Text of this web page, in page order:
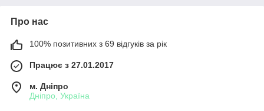
Про нас
100% позитивних з 69 відгуків за рік
Працює з 27.01.2017
м. Дніпро
Дніпро, Україна